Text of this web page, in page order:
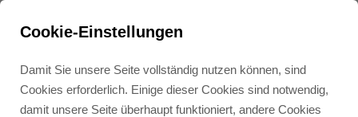
Cookie-Einstellungen
Damit Sie unsere Seite vollständig nutzen können, sind
Cookies erforderlich. Einige dieser Cookies sind notwendig,
damit unsere Seite überhaupt funktioniert, andere Cookies